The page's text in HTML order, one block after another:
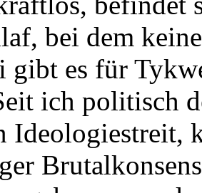
bei dem
gibt es für
ich politisch
Ideologiestreit,